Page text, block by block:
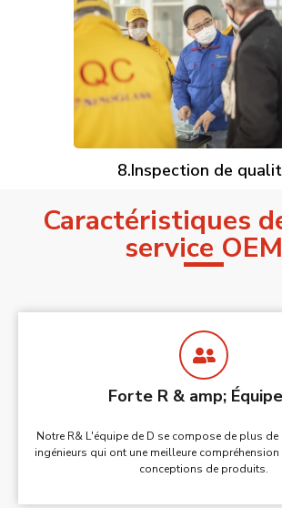
8.Inspection de
Caractéristiques
service OEM
Forte R & amp;
Notre R& L'équipe de D se compose de plus de
ingénieurs qui ont une meilleure
conceptions de produits.